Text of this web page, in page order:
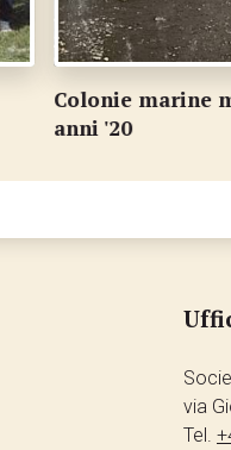
Colonie marine
anni '20
via
Tel.